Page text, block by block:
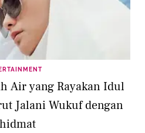
Air yang Rayakan Idul
Jalani Wukuf dengan